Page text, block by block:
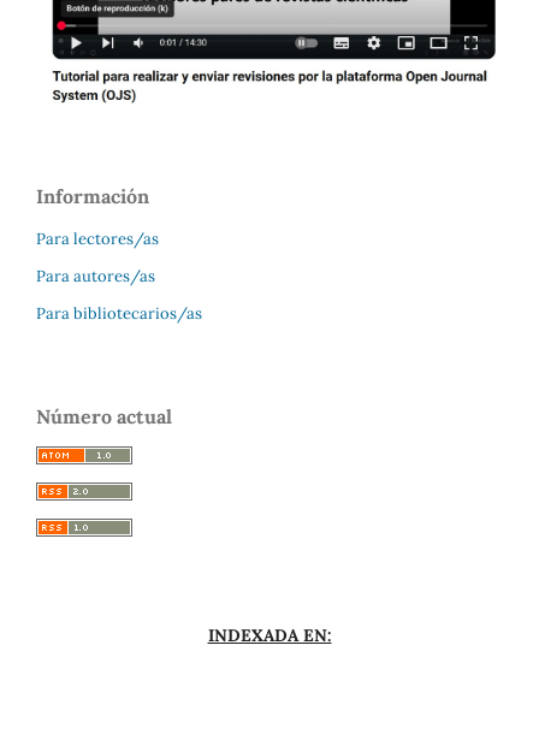
Información
Para lectores/as
Para autores/as
Para bibliotecarios/as
Número actual
INDEXADA EN: